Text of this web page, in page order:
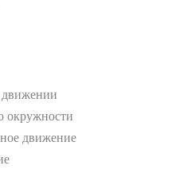
окружности
движение